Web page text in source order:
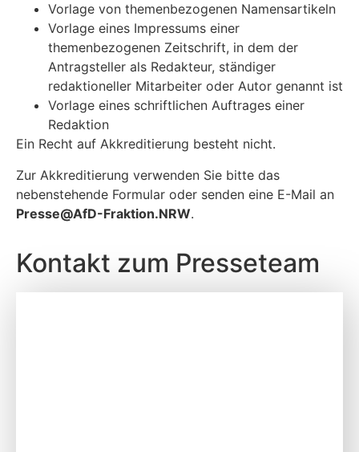
Vorlage von themenbezogenen Namensartikeln
Vorlage eines Impressums einer
themenbezogenen Zeitschrift, in dem der
Antragsteller als Redakteur, ständiger
redaktioneller Mitarbeiter oder Autor genannt ist
Vorlage eines schriftlichen Auftrages einer
Redaktion
Ein Recht auf Akkreditierung besteht nicht.
Zur Akkreditierung verwenden Sie bitte das
nebenstehende Formular oder senden eine E-Mail an
Presse@AfD-Fraktion.NRW.
Kontakt zum Presseteam